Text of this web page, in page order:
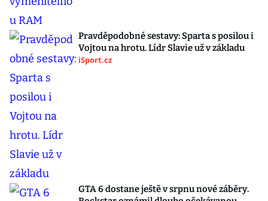
Pravděpodobné sestavy: Sparta s posilou i
Vojtou na hrotu. Lídr Slavie už v základu
iSport.cz
GTA 6 dostane ještě v srpnu nové záběry.